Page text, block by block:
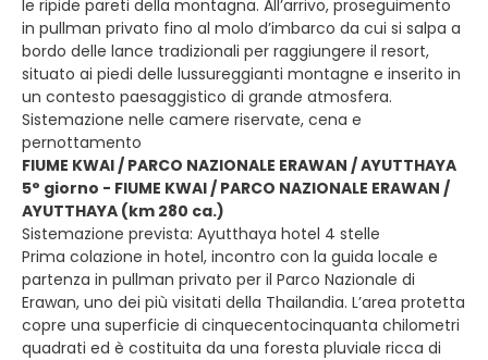
le ripide pareti della montagna. All’arrivo, proseguimento
in pullman privato fino al molo d’imbarco da cui si salpa a
bordo delle lance tradizionali per raggiungere il resort,
situato ai piedi delle lussureggianti montagne e inserito in
un contesto paesaggistico di grande atmosfera.
Sistemazione nelle camere riservate, cena e
pernottamento
FIUME KWAI / PARCO NAZIONALE ERAWAN / AYUTTHAYA
5° giorno - FIUME KWAI / PARCO NAZIONALE ERAWAN /
AYUTTHAYA (km 280 ca.)
Sistemazione prevista: Ayutthaya hotel 4 stelle
Prima colazione in hotel, incontro con la guida locale e
partenza in pullman privato per il Parco Nazionale di
Erawan, uno dei più visitati della Thailandia. L’area protetta
copre una superficie di cinquecentocinquanta chilometri
quadrati ed è costituita da una foresta pluviale ricca di